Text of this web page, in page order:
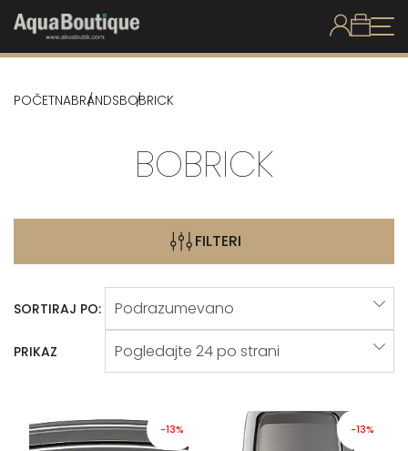
POČETNABRANDSBOBRICK
BOBRICK
FILTERI
SORTIRAJ PO:
PRIKAZ
-13% -13%